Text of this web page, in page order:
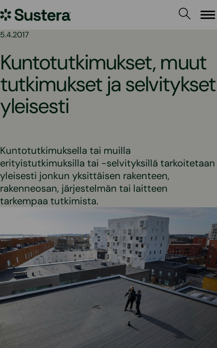
sisältöön
Sustera
5.4.2017
Kuntotutkimukset, muut
tutkimukset ja selvitykset
yleisesti
Kuntotutkimuksella tai muilla
erityistutkimuksilla tai -selvityksillä tarkoitetaan
yleisesti jonkun yksittäisen rakenteen,
rakenneosan, järjestelmän tai laitteen
tarkempaa tutkimista.